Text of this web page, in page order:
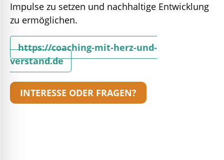
Impulse zu setzen und nachhaltige Entwicklung
zu ermöglichen.
https://coaching-mit-herz-und-
verstand.de
INTERESSE ODER FRAGEN?